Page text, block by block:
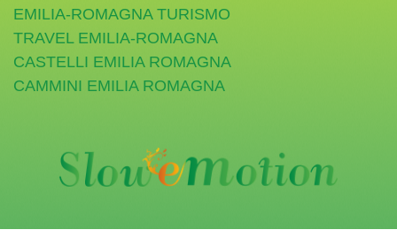
EMILIA-ROMAGNA TURISMO
TRAVEL EMILIA-ROMAGNA
CASTELLI EMILIA ROMAGNA
CAMMINI EMILIA ROMAGNA